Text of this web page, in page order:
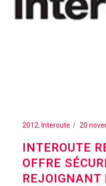
2012, Interoute 20
INTEROUTE
OFFRE
REJOIGNANT